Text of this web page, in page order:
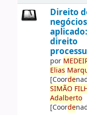
Direito
negócios
direito
por MEDE
Elias
[Coorde
SIMÃO
Adalberto
[Coorde